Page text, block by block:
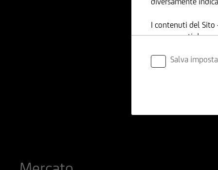
I contenuti del Sito
sono coperti da
Succursale di
modalità funzionali
Salva